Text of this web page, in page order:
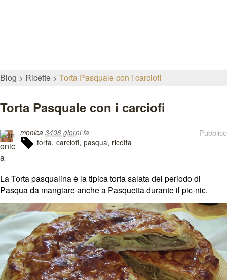
Blog Ricette Torta Pasquale con i carciofi
Torta Pasquale con i carciofi
Pubblico
monica 3408 giorni fa
torta carciofi pasqua ricetta
La Torta pasqualina è la tipica torta salata del periodo di
Pasqua da mangiare anche a Pasquetta durante il pic-nic.